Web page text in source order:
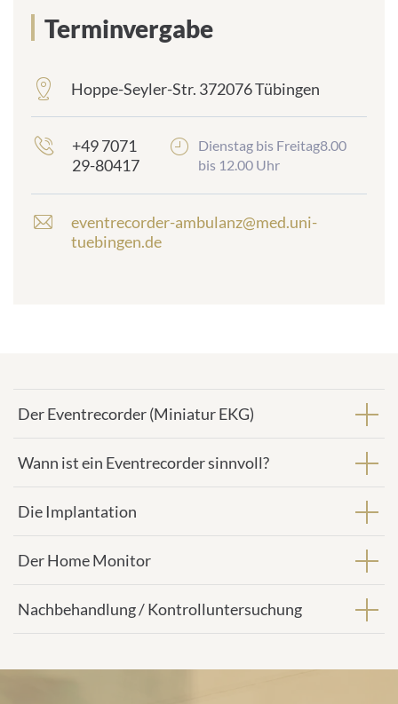
Terminvergabe
frontend.sr-
Hoppe-Seyler-Str. 372076 Tübingen
+49 7071
29-80417
Dienstag bis Freitag8.00
bis 12.00 Uhr
E
-
e
s
eventrecorder-ambulanz@med.uni-
tuebingen.de
Der Eventrecorder (Miniatur EKG)
Wann ist ein Eventrecorder sinnvoll?
Die Implantation
Der Home Monitor
Nachbehandlung / Kontrolluntersuchung